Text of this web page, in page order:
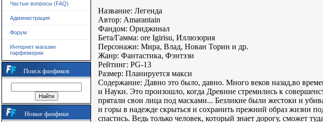
Частые вопросы (FAQ)
Администрация
Форум
Интернет магазин
парфюмерии
Поиск фанфиков
Новые фанфики
Название: Легенда
Автор: Amarantain
Фандом: Ориджинал
Бета/Гамма: ore Igirisu, Иллюзория
Персонажи: Мира, Влад, Нован Торин и др.
Жанр: Фантастика, Фэнтэзи
Рейтинг: PG-13
Размер: Планируется макси
Содержание: Давно это было, давно. Много веков назад,во
и Науки. Это произошло, когда Древние стремились к
прятали свои лица под масками... Безликие были жестоки и
и горы в надежде скрыться и сохранить прежний образ жизни
спастись. Ведь только человек, который знает дорогу, сможет